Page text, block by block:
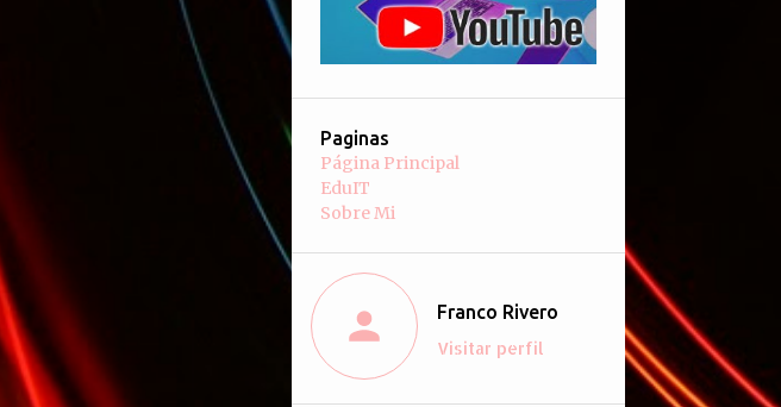
Paginas
Página Principal
EduIT
Sobre Mi
Franco Rivero
Visitar perfil